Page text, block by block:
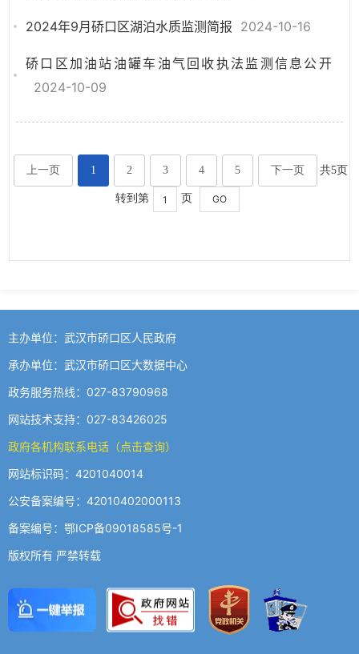
2024年9月硚口区湖泊水质监测简报 2024-10-16
硚口区加油站油罐车油气回收执法监测信息公开
2024-10-09
上一页 1 2 3 4 5 下一页 共5页
转到第 页
主办单位：武汉市硚口区人民政府
承办单位：武汉市硚口区大数据中心
政务服务热线：027-83790968
网站技术支持：027-83426025
政府各机构联系电话（点击查询）
网站标识码：4201040014
公安备案编号：42010402000113
备案编号：鄂ICP备09018585号-1
版权所有 严禁转载